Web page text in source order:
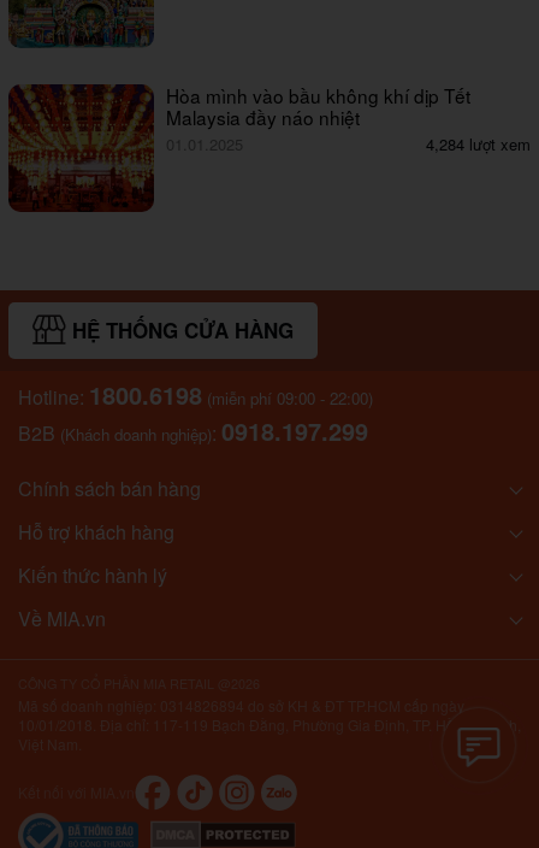
Hòa mình vào bầu không khí dịp Tết
Malaysia đầy náo nhiệt
01.01.2025 4,284 lượt xem
HỆ THỐNG CỬA HÀNG
Hotline: 1800.6198 (miễn phí 09:00 - 22:00)
B2B (Khách doanh nghiệp): 0918.197.299
Chính sách bán hàng
Hỗ trợ khách hàng
Kiến thức hành lý
Về MIA.vn
10/01/2018. Địa chỉ: 117-119 Bạch Đằng, Phường Gia Định, TP. Hồ Chí Minh,